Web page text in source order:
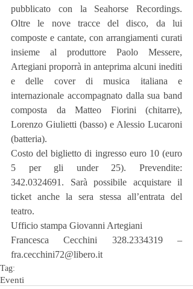
pubblicato con la Seahorse Recordings.
Oltre le nove tracce del disco, da lui
composte e cantate, con arrangiamenti curati
insieme al produttore Paolo Messere,
Artegiani proporrà in anteprima alcuni inediti
e delle cover di musica italiana e
internazionale accompagnato dalla sua band
composta da Matteo Fiorini (chitarre),
Lorenzo Giulietti (basso) e Alessio Lucaroni
(batteria).
Costo del biglietto di ingresso euro 10 (euro
5 per gli under 25). Prevendite:
342.0324691. Sarà possibile acquistare il
ticket anche la sera stessa all’entrata del
teatro.
Ufficio stampa Giovanni Artegiani
Francesca Cecchini 328.2334319 –
fra.cecchini72@libero.it
Tag:
Eventi